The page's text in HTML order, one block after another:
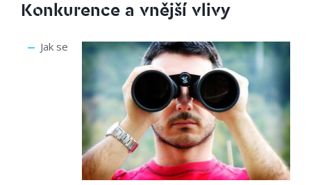
Konkurence a vnější vlivy
Jak se